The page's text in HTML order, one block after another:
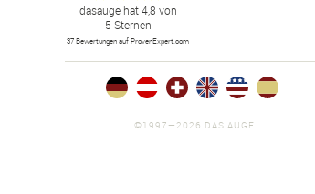
dasauge
Designer,
Fotografen,
Agenturen,
Portfolios
und Jobs.
Anonym
dasaugehat4,8 von
5 Sternen
37 Bewertungen auf ProvenExpert.com
©1997—2026 DAS AUGE